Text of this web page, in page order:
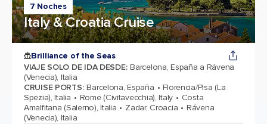
7 Noches
Italy & Croatia Cruise
Brilliance of the Seas
VIAJE SOLO DE IDA DESDE: Barcelona, España a Rávena
(Venecia), Italia
CRUISE PORTS: Barcelona, España
Florencia/Pisa (La
Spezia), Italia
Rome (Civitavecchia), Italy
Costa
Amalfitana (Salerno), Italia
Zadar, Croacia
Rávena
(Venecia), Italia